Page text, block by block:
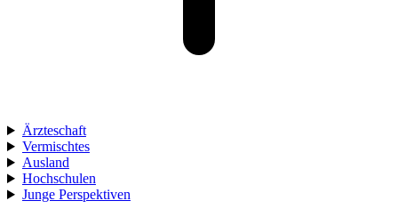
Ärzteschaft
Vermischtes
Ausland
Hochschulen
Junge Perspektiven